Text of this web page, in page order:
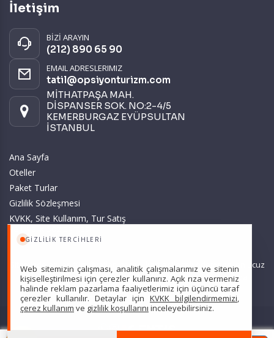
GIZLILIK TERCIHLERI
Web sitemizin çalışması, analitik çalışmalarımız ve sitenin
kişiselleştirilmesi için çerezler kullanırız. Açık rıza vermeniz
halinde reklam pazarlama faaliyetlerimiz için üçüncü taraf
çerezler kullanılır. Detaylar için KVKK bilgilendirmemizi,
çerez kullanım ve gizlilik koşullarını inceleyebilirsiniz.
İletişim
BİZİ ARAYIN
(212) 890 65 90
EMAIL ADRESLERIMIZ
tatil@opsiyonturizm.com
MİTHATPAŞA MAH.
DİSPANSER SOK. NO:2-4/5
KEMERBURGAZ EYÜPSULTAN
İSTANBUL
Ana Sayfa
Oteller
Paket Turlar
Gizlilik Sözleşmesi
KVKK, Site Kullanım, Tur Satış
Sitemizde anılan tüm fiyatlar, geçerli kartlar ile tek ödemede, en ucuz
başlangıç fiyatlardır ve yeterli kontenjan olması durumunda
geçerlidir.